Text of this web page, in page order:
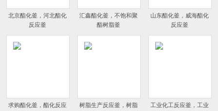
北京酯化釜，河北酯化
反应釜
汇鑫酯化釜，不饱和聚
酯树脂釜
山东酯化釜，威海酯化
反应釜
求购酯化釜，酯化反应
树脂生产反应釜，树脂
工业化工反应釜，工业